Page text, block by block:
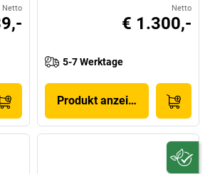
Netto Netto
€ 1.300,-
5-7 Werktage
Produkt anzeigen